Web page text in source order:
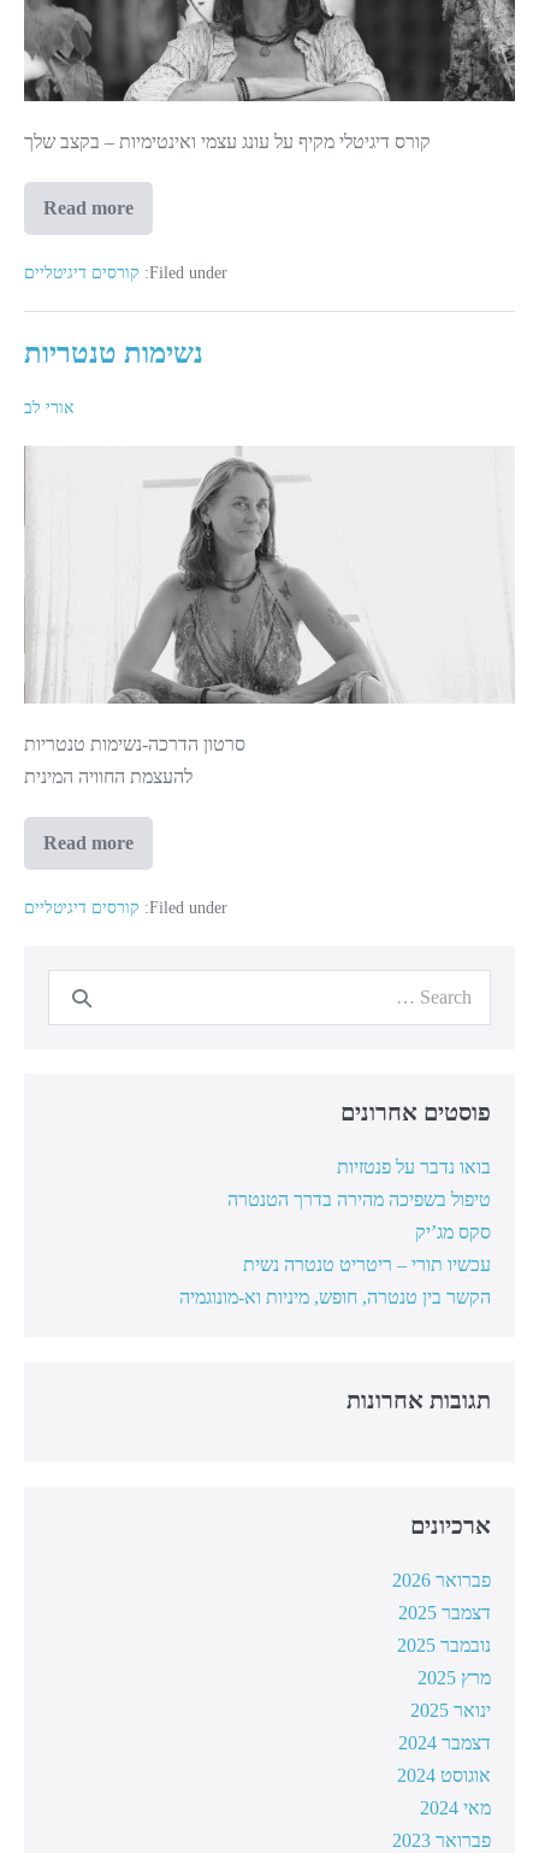
נשים
קורס דיגיטלי מקיף על עונג עצמי ואינטימיות – בקצב שלך
Read more
עכשיו
תורי-
הטנטרה
נשים
Filed under: קורסים דיגיטליים
נשימות טנטריות
אורי לב
סרטון הדרכה-נשימות טנטריות
להעצמת החוויה המינית
Read more
נשימות
טנטריות
Filed under: קורסים דיגיטליים
פוסטים אחרונים
בואו נדבר על פנטזיות
טיפול בשפיכה מהירה בדרך הטנטרה
סקס מג’יק
עכשיו תורי – ריטריט טנטרה נשית
הקשר בין טנטרה, חופש, מיניות וא-מונוגמיה
תגובות אחרונות
ארכיונים
פברואר 2026
דצמבר 2025
נובמבר 2025
מרץ 2025
ינואר 2025
דצמבר 2024
אוגוסט 2024
מאי 2024
פברואר 2023